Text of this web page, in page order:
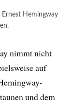
Ernest Hemingway
nimmt nicht
auf
und dem